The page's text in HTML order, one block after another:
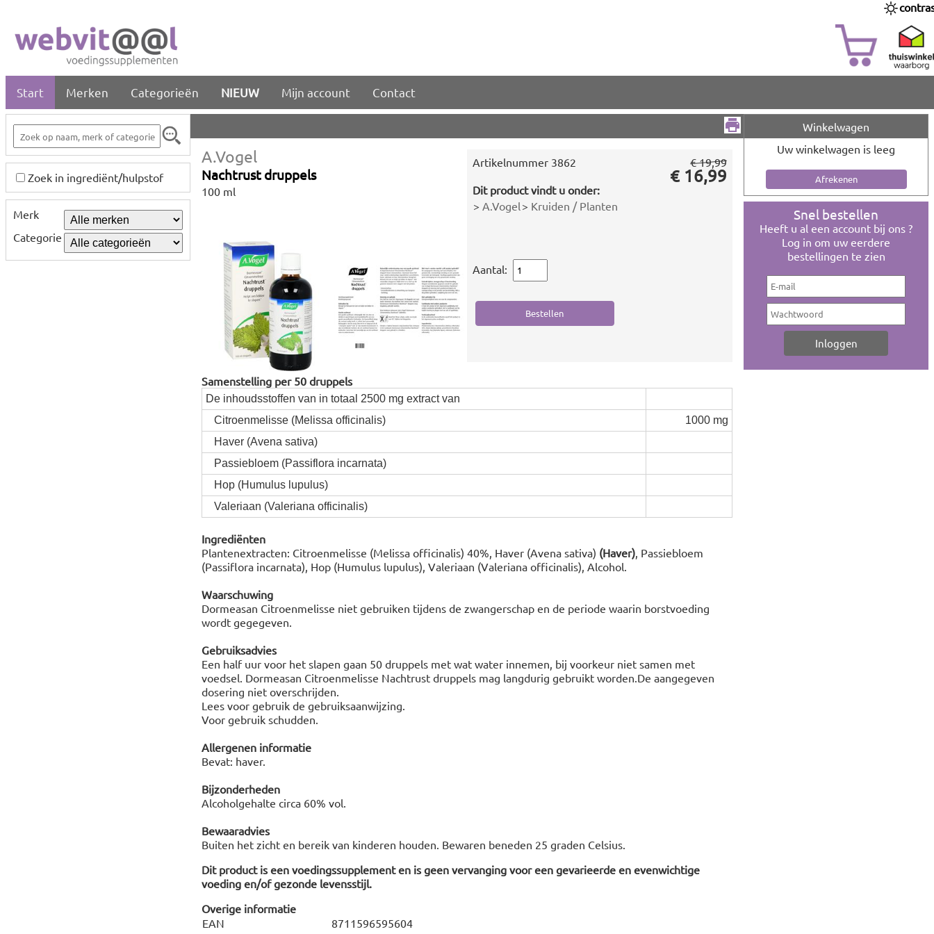
Start Merken Categorieën NIEUW Mijn account Contact
Zoek in ingrediënt/hulpstof
Merk
Categorie
A.Vogel
Nachtrust druppels
100 ml
Artikelnummer 3862
Dit product vindt u onder:
> A.Vogel > Kruiden / Planten
€ 19,99
€ 16,99
Aantal:
Samenstelling per 50 druppels
De inhoudsstoffen van in totaal 2500 mg extract van
Citroenmelisse (Melissa officinalis)
1000 mg
Haver (Avena sativa)
Passiebloem (Passiflora incarnata)
Hop (Humulus lupulus)
Valeriaan (Valeriana officinalis)
Ingrediënten
Plantenextracten: Citroenmelisse (Melissa officinalis) 40%, Haver (Avena sativa) (Haver), Passiebloem
(Passiflora incarnata), Hop (Humulus lupulus), Valeriaan (Valeriana officinalis), Alcohol.
Waarschuwing
Dormeasan Citroenmelisse niet gebruiken tijdens de zwangerschap en de periode waarin borstvoeding
wordt gegegeven.
Gebruiksadvies
Een half uur voor het slapen gaan 50 druppels met wat water innemen, bij voorkeur niet samen met
voedsel. Dormeasan Citroenmelisse Nachtrust druppels mag langdurig gebruikt worden.De aangegeven
dosering niet overschrijden.
Lees voor gebruik de gebruiksaanwijzing.
Voor gebruik schudden.
Allergenen informatie
Bevat: haver.
Bijzonderheden
Alcoholgehalte circa 60% vol.
Bewaaradvies
Buiten het zicht en bereik van kinderen houden. Bewaren beneden 25 graden Celsius.
Dit product is een voedingssupplement en is geen vervanging voor een gevarieerde en evenwichtige
voeding en/of gezonde levensstijl.
Overige informatie
EAN
8711596595604
Winkelwagen
Uw winkelwagen is leeg
Snel bestellen
Heeft u al een account bij ons ?
Log in om uw eerdere
bestellingen te zien